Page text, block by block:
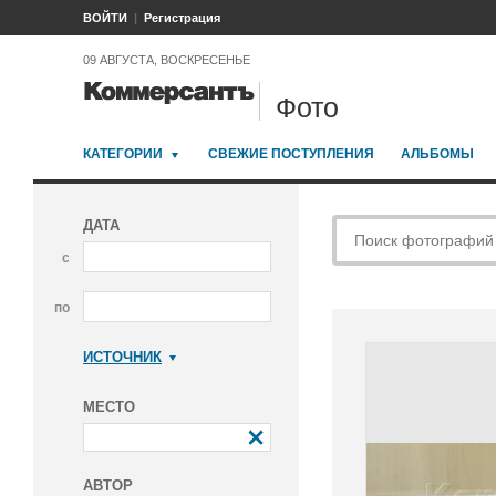
ВОЙТИ Регистрация
09 АВГУСТА, ВОСКРЕСЕНЬЕ
Фото
КАТЕГОРИИ СВЕЖИЕ ПОСТУПЛЕНИЯ АЛЬБОМЫ
ДАТА
с
по
ИСТОЧНИК
МЕСТО
АВТОР